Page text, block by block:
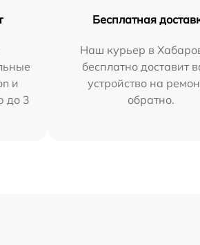
и
до 3
Бесплатная
Наш курьер в
бесплатно доставит
устройство на
обратно.